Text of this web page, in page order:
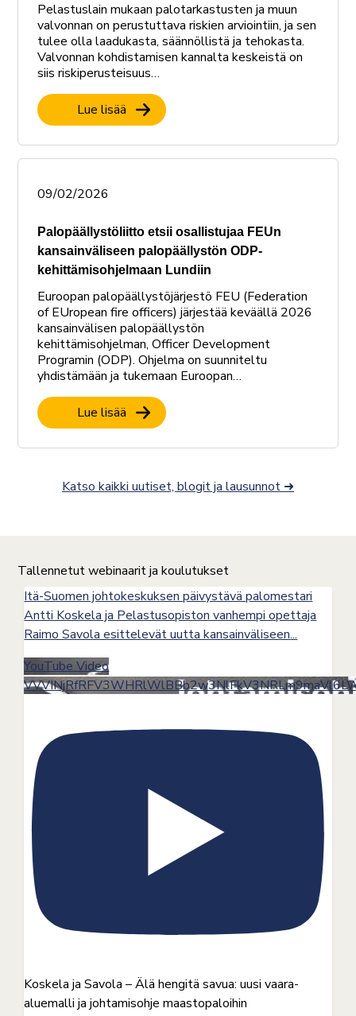
Pelastuslain mukaan palotarkastusten ja muun
valvonnan on perustuttava riskien arviointiin, ja sen
tulee olla laadukasta, säännöllistä ja tehokasta.
Valvonnan kohdistamisen kannalta keskeistä on
siis riskiperusteisuus…
Lue lisää
09/02/2026
Palopäällystöliitto etsii osallistujaa FEUn
kansainväliseen palopäällystön ODP-
kehittämisohjelmaan Lundiin
Euroopan palopäällystöjärjestö FEU (Federation
of EUropean fire officers) järjestää keväällä 2026
kansainvälisen palopäällystön
kehittämisohjelman, Officer Development
Programin (ODP). Ohjelma on suunniteltu
yhdistämään ja tukemaan Euroopan…
Lue lisää
Katso kaikki uutiset, blogit ja lausunnot ➜
Tallennetut webinaarit ja koulutukset
Itä-Suomen johtokeskuksen päivystävä palomestari
Antti Koskela ja Pelastusopiston vanhempi opettaja
Raimo Savola esittelevät uutta kansainväliseen...
YouTube Video
Koskela ja Savola – Älä hengitä savua: uusi vaara-
aluemalli ja johtamisohje maastopaloihin